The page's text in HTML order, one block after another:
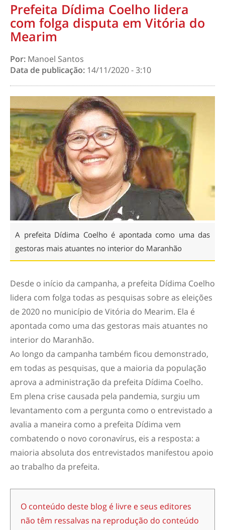
Prefeita Dídima Coelho lidera
com folga disputa em Vitória do
Mearim
Por: Manoel Santos
Data de publicação: 14/11/2020 - 3:10
A prefeita Dídima Coelho é apontada como uma das
gestoras mais atuantes no interior do Maranhão
Desde o início da campanha, a prefeita Dídima Coelho
lidera com folga todas as pesquisas sobre as eleições
de 2020 no município de Vitória do Mearim. Ela é
apontada como uma das gestoras mais atuantes no
interior do Maranhão.
Ao longo da campanha também ficou demonstrado,
em todas as pesquisas, que a maioria da população
aprova a administração da prefeita Dídima Coelho.
Em plena crise causada pela pandemia, surgiu um
levantamento com a pergunta como o entrevistado a
avalia a maneira como a prefeita Dídima vem
combatendo o novo coronavírus, eis a resposta: a
maioria absoluta dos entrevistados manifestou apoio
ao trabalho da prefeita.
O conteúdo deste blog é livre e seus editores
não têm ressalvas na reprodução do conteúdo